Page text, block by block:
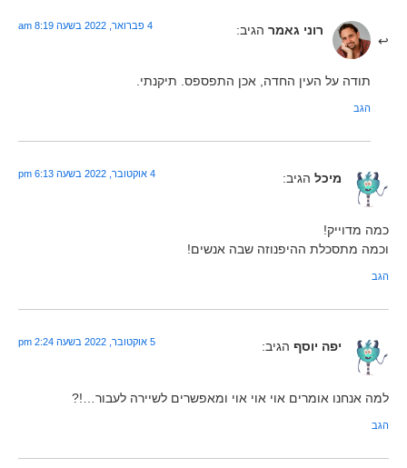
רוני גאמר הגיב: 4 פברואר, 2022 בשעה 8:19 am
תודה על העין החדה, אכן התפספס. תיקנתי.
הגב
מיכל הגיב: 4 אוקטובר, 2022 בשעה 6:13 pm
כמה מדוייק!
וכמה מתסכלת ההיפנוזה שבה אנשים!
הגב
יפה יוסף הגיב: 5 אוקטובר, 2022 בשעה 2:24 pm
למה אנחנו אומרים אוי אוי אוי ומאפשרים לשיירה לעבור…!?
הגב